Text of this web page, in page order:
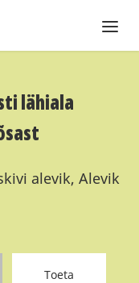
lähiala
alevik, Alevik
Toeta